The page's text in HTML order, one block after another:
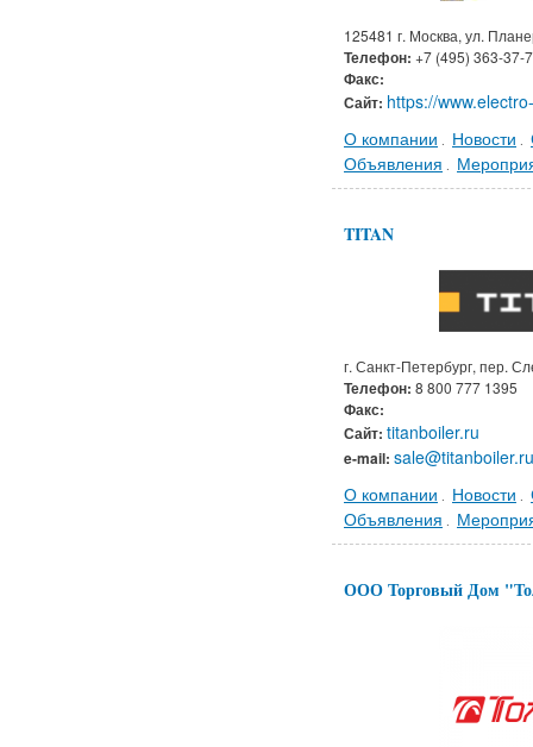
125481 г. Москва, ул.
Телефон: +7 (495) 363-37-
Факс:
Сайт: https://
О компании . Новости .
Объявления .
TITAN
г. Санкт-Петербург, пер.
Телефон: 8 800 777 1395
Факс:
Сайт: titanboiler.ru
e-mail: sale@titanboiler.ru
О компании . Новости .
Объявления .
ООО Торговый Дом